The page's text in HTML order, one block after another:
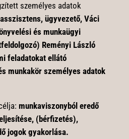
személyes adatok
ügyvezető, Váci
és munkaügyi
Reményi László
feladatokat ellátó
munkakör személyes adatok
munkaviszonyból eredő
(bérfizetés),
jogok gyakorlása.